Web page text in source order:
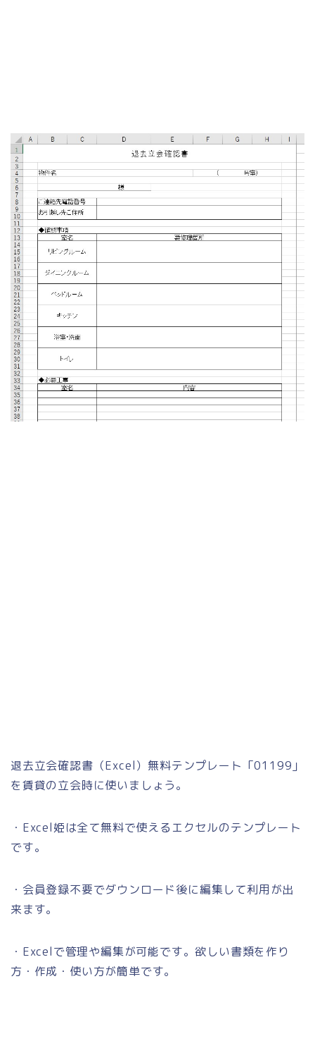
退去立会確認書（Excel）無料テンプレート「01199」
を賃貸の立会時に使いましょう。
・Excel姫は全て無料で使えるエクセルのテンプレート
です。
・会員登録不要でダウンロード後に編集して利用が出
来ます。
・Excelで管理や編集が可能です。欲しい書類を作り
方・作成・使い方が簡単です。